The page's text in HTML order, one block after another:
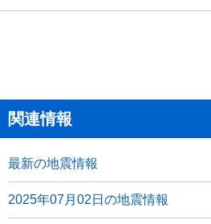
関連情報
最新の地震情報
2025年07月02日の地震情報